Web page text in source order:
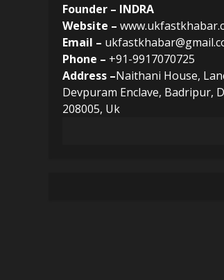
Founder – INDRA
Website –
Email –
Phone – +91-9917070725
Address –Naithani House,
Devpuram Enclave, Badripur,
208005, Uk